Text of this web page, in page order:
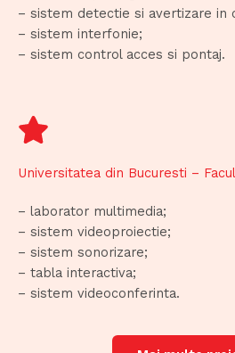
– sistem detectie si avertizare in
– sistem interfonie;
– sistem control acces si pontaj.
Universitatea din Bucuresti –
– laborator multimedia;
– sistem videoproiectie;
– sistem sonorizare;
– tabla interactiva;
– sistem videoconferinta.